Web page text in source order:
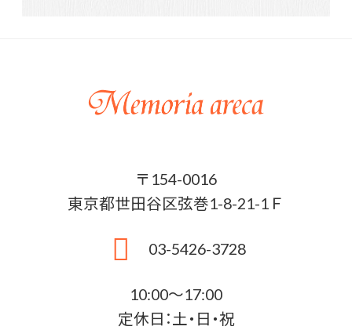
〒154-0016
東京都世田谷区弦巻1-8-21-1Ｆ
03-5426-3728
10:00〜17:00
定休日：土・日・祝